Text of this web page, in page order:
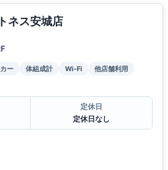
ネス安城店
ー 体組成計 Wi-Fi
他店舗利用
定休日
定休日なし